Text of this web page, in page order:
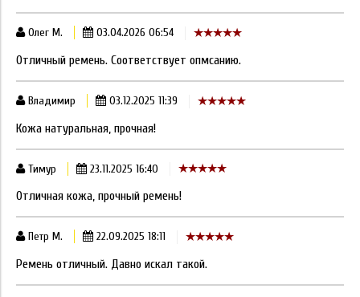
Олег М. 03.04.2026 06:54
Отличный ремень. Соответствует опмсанию.
Владимир 03.12.2025 11:39
Кожа натуральная, прочная!
Тимур 23.11.2025 16:40
Отличная кожа, прочный ремень!
Петр М. 22.09.2025 18:11
Ремень отличный. Давно искал такой.